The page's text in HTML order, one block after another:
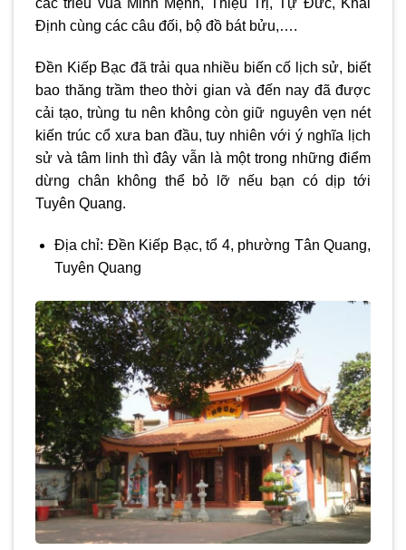
các triều vua Minh Mệnh, Thiệu Trị, Tự Đức, Khải
Định cùng các câu đối, bộ đồ bát bửu,….
Đền Kiếp Bạc đã trải qua nhiều biến cố lịch sử, biết
bao thăng trầm theo thời gian và đến nay đã được
cải tạo, trùng tu nên không còn giữ nguyên vẹn nét
kiến trúc cổ xưa ban đầu, tuy nhiên với ý nghĩa lịch
sử và tâm linh thì đây vẫn là một trong những điểm
dừng chân không thể bỏ lỡ nếu bạn có dịp tới
Tuyên Quang.
Địa chỉ: Đền Kiếp Bạc, tổ 4, phường Tân Quang,
Tuyên Quang